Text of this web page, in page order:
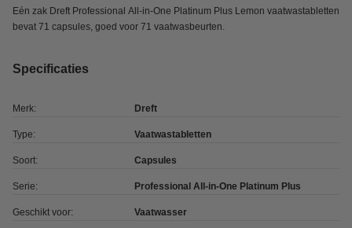
Eén zak Dreft Professional All-in-One Platinum Plus Lemon vaatwastabletten
bevat 71 capsules, goed voor 71 vaatwasbeurten.
Specificaties
Merk: Dreft
Type: Vaatwastabletten
Soort: Capsules
Serie: Professional All-in-One Platinum Plus
Geschikt voor: Vaatwasser